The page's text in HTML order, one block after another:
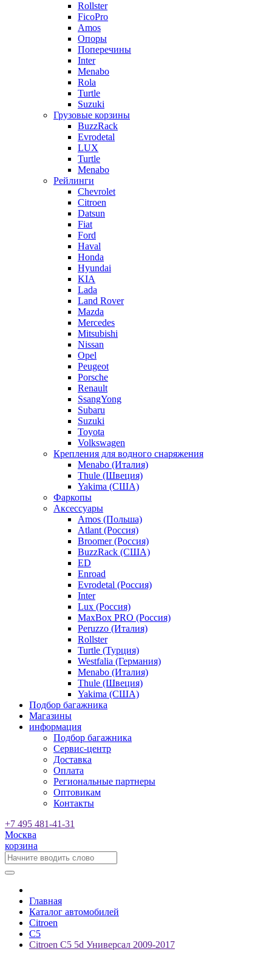
Rollster
FicoPro
Amos
Опоры
Поперечины
Inter
Menabo
Rola
Turtle
Suzuki
Грузовые корзины
BuzzRack
Evrodetal
LUX
Turtle
Menabo
Рейлинги
Chevrolet
Citroen
Datsun
Fiat
Ford
Haval
Honda
Hyundai
KIA
Lada
Land Rover
Mazda
Mercedes
Mitsubishi
Nissan
Opel
Peugeot
Porsche
Renault
SsangYong
Subaru
Suzuki
Toyota
Volkswagen
Крепления для водного снаряжения
Menabo (Италия)
Thule (Швеция)
Yakima (США)
Фаркопы
Аксессуары
Amos (Польша)
Atlant (Россия)
Broomer (Россия)
BuzzRack (США)
ED
Enroad
Evrodetal (Россия)
Inter
Lux (Россия)
MaxBox PRO (Россия)
Peruzzo (Италия)
Rollster
Turtle (Турция)
Westfalia (Германия)
Menabo (Италия)
Thule (Швеция)
Yakima (США)
Подбор багажника
Магазины
информация
Подбор багажника
Сервис-центр
Доставка
Оплата
Региональные партнеры
Оптовикам
Контакты
+7 495 481-41-31
Москва
корзина
Главная
Каталог автомобилей
Citroen
C5
Citroen C5 5d Универсал 2009-2017